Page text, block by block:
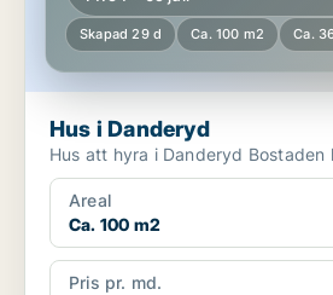
Skapad 29 d Ca. 100 m2 Ca.
Hus i Danderyd
Hus att hyra i
Areal
Ca. 100 m2
Pris pr. md.